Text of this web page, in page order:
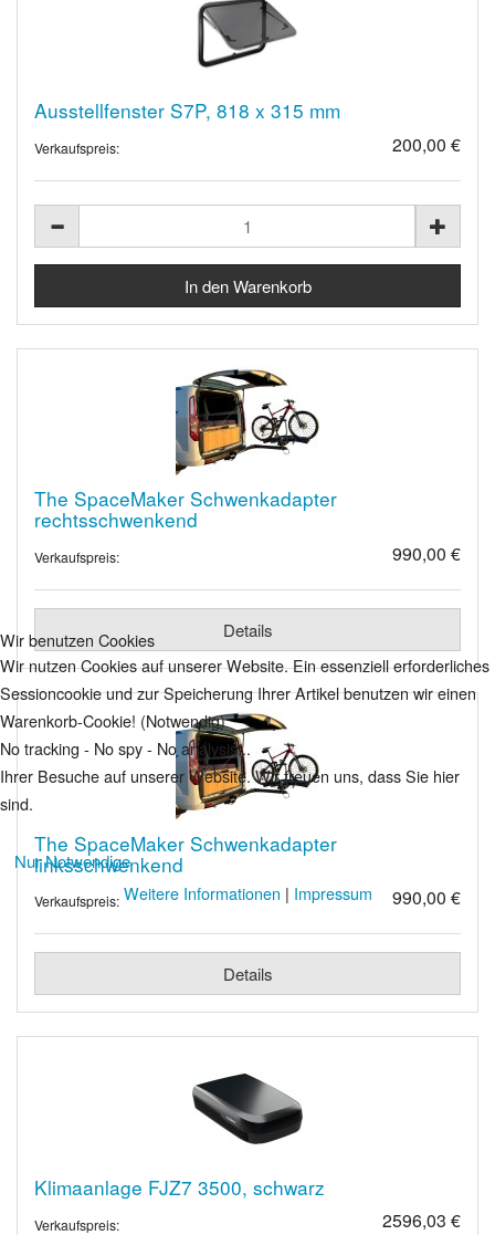
Ausstellfenster S7P, 818 x 315 mm
Verkaufspreis: 200,00 €
The SpaceMaker Schwenkadapter
rechtsschwenkend
Verkaufspreis: 990,00 €
Details
The SpaceMaker Schwenkadapter
linksschwenkend
Verkaufspreis: 990,00 €
Details
Klimaanlage FJZ7 3500, schwarz
Verkaufspreis: 2596,03 €
Wir benutzen Cookies
Wir nutzen Cookies auf unserer Website. Ein essenziell erforderliches
Sessioncookie und zur Speicherung Ihrer Artikel benutzen wir einen
Warenkorb-Cookie! (Notwendig)
No tracking - No spy - No analysis...
Ihrer Besuche auf unserer Website. Wir freuen uns, dass Sie hier
sind.
Nur Notwendige
Weitere Informationen | Impressum